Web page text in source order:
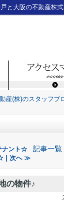
と大阪の不動産株
産(株)のスタッフブ
ナント☆ 記事一覧
｜次へ ≫
の物件♪